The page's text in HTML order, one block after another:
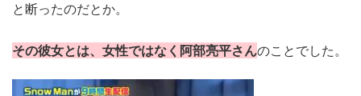
と断ったのだとか。
その彼女とは、女性ではなく阿部亮平さんのことでした。